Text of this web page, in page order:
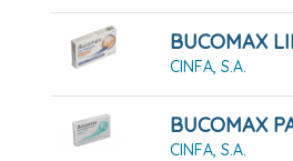
CINFA, S.A.
CINFA, S.A.